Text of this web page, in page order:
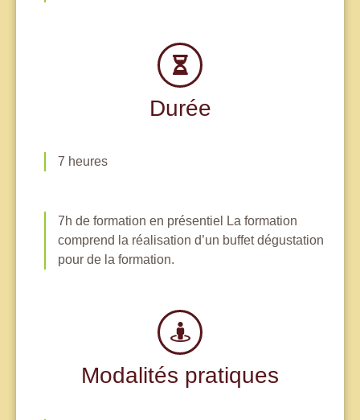
Durée
7 heures
7h de formation en présentiel La formation
comprend la réalisation d’un buffet dégustation
pour de la formation.
Modalités pratiques